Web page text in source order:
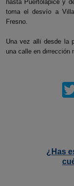
hasta Puertolápice y
toma el desvío a
Fresno.
Una vez allí desde la
una calle en dirrección
¿Has